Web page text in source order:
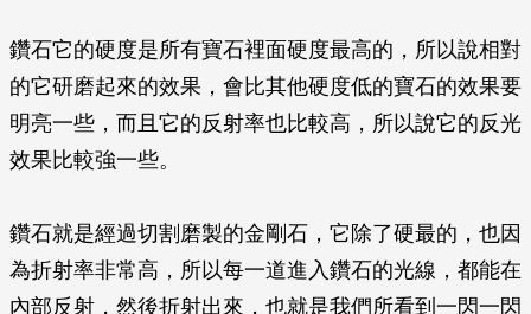
鑽石它的硬度是所有寶石裡面硬度最高的，所以說相對
的它研磨起來的效果，會比其他硬度低的寶石的效果要
明亮一些，而且它的反射率也比較高，所以說它的反光
效果比較強一些。
鑽石就是經過切割磨製的金剛石，它除了硬最的，也因
為折射率非常高，所以每一道進入鑽石的光線，都能在
內部反射，然後折射出來，也就是我們所看到一閃一閃